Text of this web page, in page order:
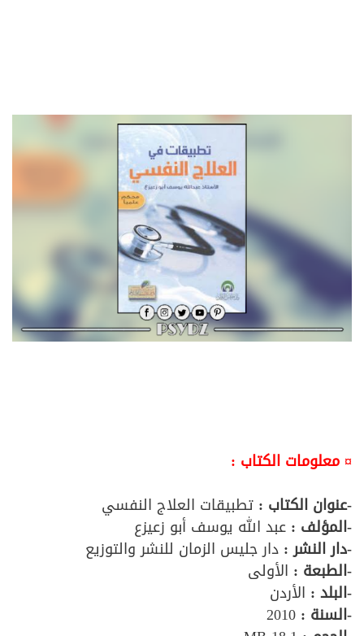
¤ معلومات الكتاب :
-عنوان الكتاب : تطبيقات العلاج النفسي
-المؤلف : عبد الله يوسف أبو زعيزع
-دار النشر : دار جليس الزمان للنشر والتوزيع
-الطبعة : الأولى
-البلد : الأردن
-السنة :